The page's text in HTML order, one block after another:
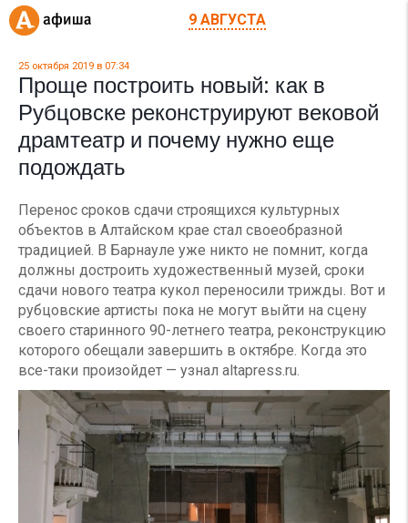
9 АВГУСТА
25 октября 2019 в 07:34
Проще построить новый: как в
Рубцовске реконструируют вековой
драмтеатр и почему нужно еще
подождать
Перенос сроков сдачи строящихся культурных
объектов в Алтайском крае стал своеобразной
традицией. В Барнауле уже никто не помнит, когда
должны достроить художественный музей, сроки
сдачи нового театра кукол переносили трижды. Вот и
рубцовские артисты пока не могут выйти на сцену
своего старинного 90-летнего театра, реконструкцию
которого обещали завершить в октябре. Когда это
все-таки произойдет — узнал altapress.ru.